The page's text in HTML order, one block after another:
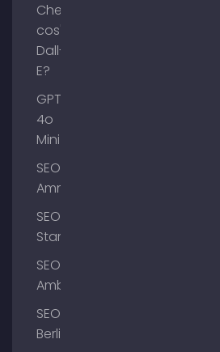
Che
cos'è
Dall-
E?
GPT-
4o
Mini
SEO
Ammersee
SEO
Starnberg
SEO
Amburgo
SEO
Berlino